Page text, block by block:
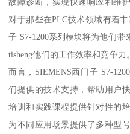
故障诊断，实现快速响应和维
对于那些在PLC技术领域有着
子 S7-1200系列模块将为他们
tisheng他们的工作效率和竞争
而言，SIEMENS西门子 S7-
们提供的技术支持，帮助用户
培训和实践课程提供针对性的
为不同应用场景提供了多种型